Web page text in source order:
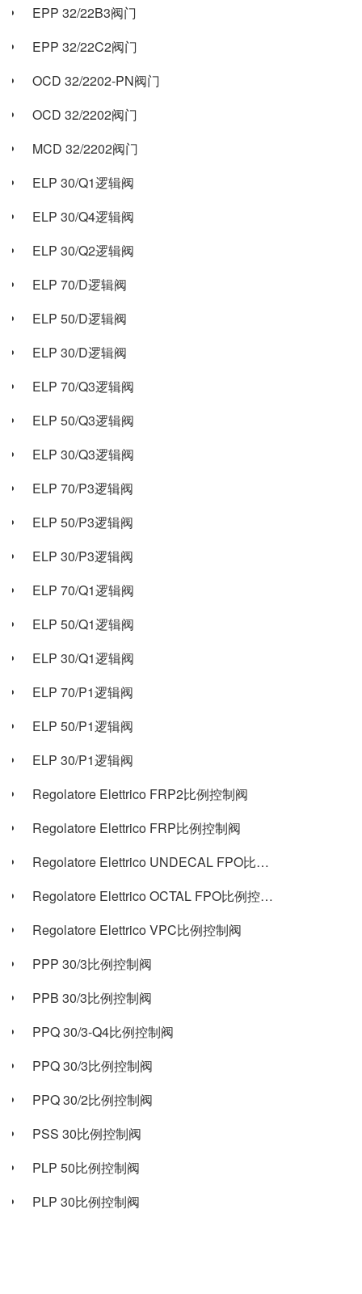
EPP 32/22B3阀门
EPP 32/22C2阀门
OCD 32/2202-PN阀门
OCD 32/2202阀门
MCD 32/2202阀门
ELP 30/Q1逻辑阀
ELP 30/Q4逻辑阀
ELP 30/Q2逻辑阀
ELP 70/D逻辑阀
ELP 50/D逻辑阀
ELP 30/D逻辑阀
ELP 70/Q3逻辑阀
ELP 50/Q3逻辑阀
ELP 30/Q3逻辑阀
ELP 70/P3逻辑阀
ELP 50/P3逻辑阀
ELP 30/P3逻辑阀
ELP 70/Q1逻辑阀
ELP 50/Q1逻辑阀
ELP 30/Q1逻辑阀
ELP 70/P1逻辑阀
ELP 50/P1逻辑阀
ELP 30/P1逻辑阀
Regolatore Elettrico FRP2比例控制阀
Regolatore Elettrico FRP比例控制阀
Regolatore Elettrico UNDECAL FPO比例控制阀
Regolatore Elettrico OCTAL FPO比例控制阀
Regolatore Elettrico VPC比例控制阀
PPP 30/3比例控制阀
PPB 30/3比例控制阀
PPQ 30/3-Q4比例控制阀
PPQ 30/3比例控制阀
PPQ 30/2比例控制阀
PSS 30比例控制阀
PLP 50比例控制阀
PLP 30比例控制阀